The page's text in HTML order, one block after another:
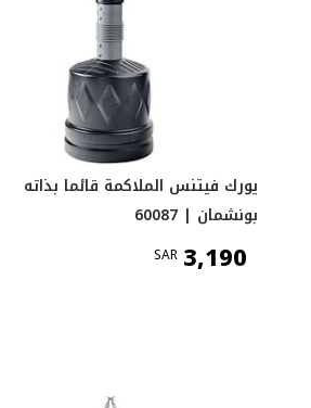
يورك فيتنس الملاكمة قائما بذاته
بونشمان | 60087
SAR 3,190